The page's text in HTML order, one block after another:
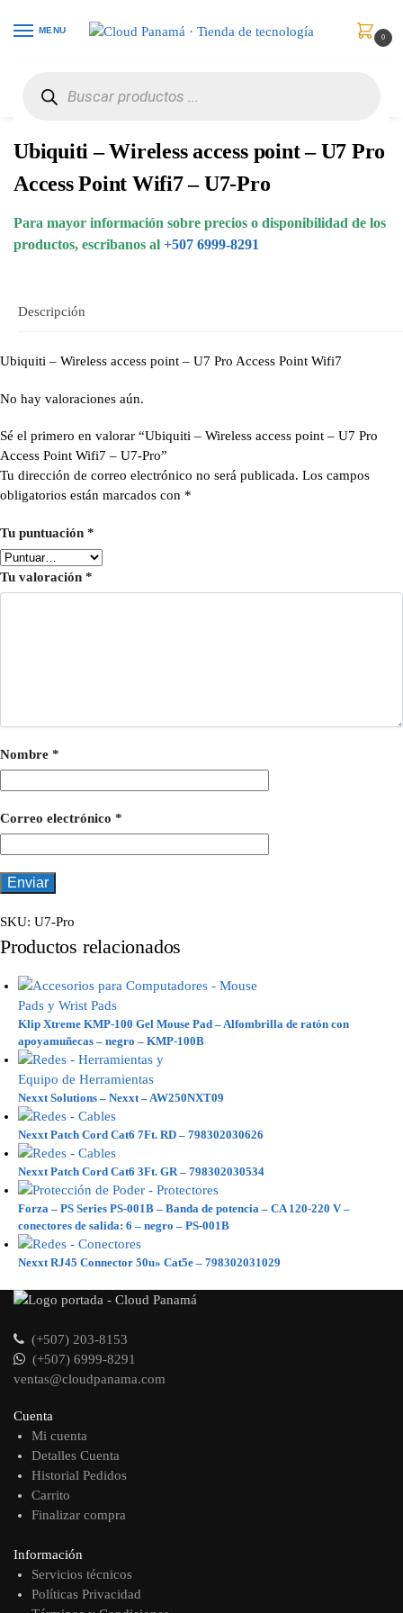
MENU
0
Ubiquiti – Wireless access point – U7 Pro
Access Point Wifi7 – U7-Pro
Para mayor información sobre precios o disponibilidad de los
productos, escribanos al +507 6999-8291
Descripción
Ubiquiti – Wireless access point – U7 Pro Access Point Wifi7
No hay valoraciones aún.
Sé el primero en valorar “Ubiquiti – Wireless access point – U7 Pro
Access Point Wifi7 – U7-Pro”
Tu dirección de correo electrónico no será publicada. Los campos
obligatorios están marcados con *
Tu puntuación *
Tu valoración *
Nombre *
Correo electrónico *
SKU: U7-Pro
Productos relacionados
Klip Xtreme KMP-100 Gel Mouse Pad – Alfombrilla de ratón con
apoyamuñecas – negro – KMP-100B
Nexxt Solutions – Nexxt – AW250NXT09
Nexxt Patch Cord Cat6 7Ft. RD – 798302030626
Nexxt Patch Cord Cat6 3Ft. GR – 798302030534
Forza – PS Series PS-001B – Banda de potencia – CA 120-220 V –
conectores de salida: 6 – negro – PS-001B
Nexxt RJ45 Connector 50u» Cat5e – 798302031029
(+507) 203-8153
(+507) 6999-8291
ventas@cloudpanama.com
Cuenta
Mi cuenta
Detalles Cuenta
Historial Pedidos
Carrito
Finalizar compra
Información
Servicios técnicos
Políticas Privacidad